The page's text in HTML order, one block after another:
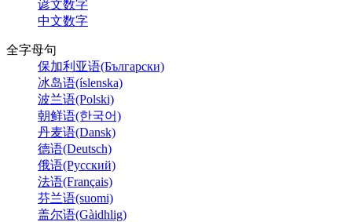
谚文数字
中文数字
全字母句
保加利亚语(Български)
冰岛语(íslenska)
波兰语(Polski)
朝鲜语(한국어)
丹麦语(Dansk)
德语(Deutsch)
俄语(Русский)
法语(Français)
芬兰语(suomi)
盖尔语(Gàidhlig)